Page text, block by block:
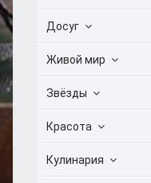
Досуг
Живой мир
Звёзды
Красота
Кулинария